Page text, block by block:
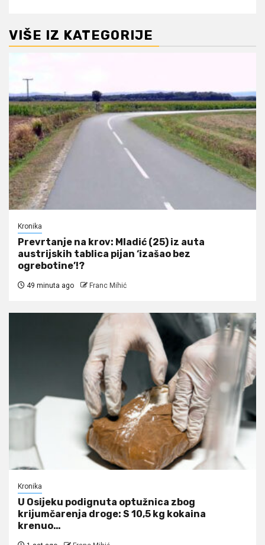
VIŠE IZ KATEGORIJE
Kronika
Prevrtanje na krov: Mladić (25) iz auta
austrijskih tablica pijan ‘izašao bez
ogrebotine’!?
49 minuta ago Franc Mihić
Kronika
U Osijeku podignuta optužnica zbog
krijumčarenja droge: S 10,5 kg kokaina
krenuo…